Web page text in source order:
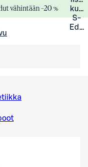
vähintään –20 %
S-